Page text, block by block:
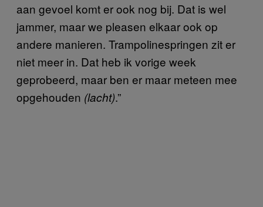
aan gevoel komt er ook nog bij. Dat is wel
jammer, maar we pleasen elkaar ook op
andere manieren. Trampolinespringen zit er
niet meer in. Dat heb ik vorige week
geprobeerd, maar ben er maar meteen mee
opgehouden (lacht).”